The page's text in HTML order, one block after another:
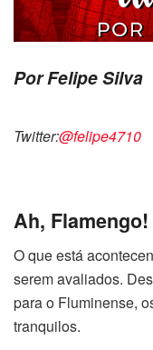
Por Felipe Silva
Twitter:@felipe4710
Ah, Flamengo!
O que está
serem avaliados.
para o Fluminense,
tranquilos.